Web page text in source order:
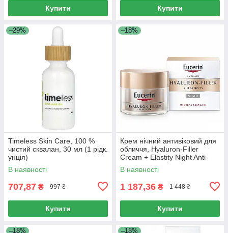
Купити Купити
–29%
Timeless Skin Care, 100 %
чистий сквалан, 30 мл (1 рідк.
унція)
В наявності
707,87 ₴ 997 ₴
Купити
–18%
Крем нічний антивіковий для
обличчя, Hyaluron-Filler
Cream + Elastity Night Anti-
Aging for Face, Eucerin, 50 мл
В наявності
1 187,36 ₴ 1 448 ₴
Купити
–18% –18%